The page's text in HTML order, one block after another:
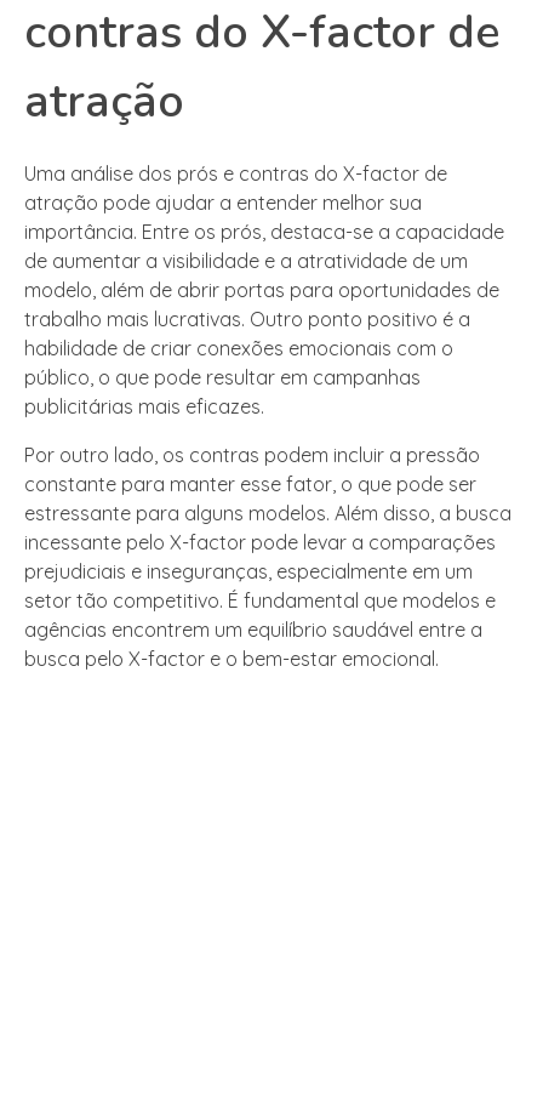
contras do X-factor de
atração
Uma análise dos prós e contras do X-factor de
atração pode ajudar a entender melhor sua
importância. Entre os prós, destaca-se a capacidade
de aumentar a visibilidade e a atratividade de um
modelo, além de abrir portas para oportunidades de
trabalho mais lucrativas. Outro ponto positivo é a
habilidade de criar conexões emocionais com o
público, o que pode resultar em campanhas
publicitárias mais eficazes.
Por outro lado, os contras podem incluir a pressão
constante para manter esse fator, o que pode ser
estressante para alguns modelos. Além disso, a busca
incessante pelo X-factor pode levar a comparações
prejudiciais e inseguranças, especialmente em um
setor tão competitivo. É fundamental que modelos e
agências encontrem um equilíbrio saudável entre a
busca pelo X-factor e o bem-estar emocional.